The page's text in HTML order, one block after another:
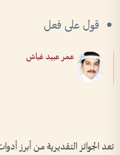
قول على فعل
عمر عبيد غباش
تعد الجوائز التقديرية من أبرز